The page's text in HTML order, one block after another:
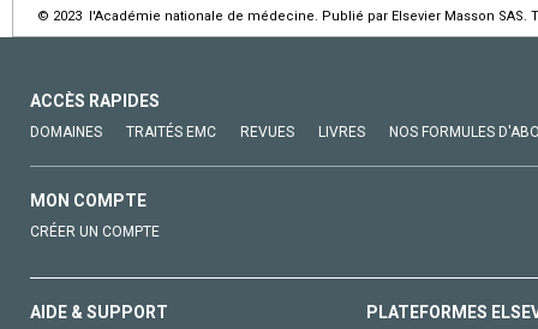
© 2023 l'Académie nationale de médecine. Publié par Elsevier Masson SAS.
ACCÈS RAPIDES
DOMAINES TRAITÉS EMC REVUES LIVRES NOS FORMULES
MON COMPTE
CRÉER UN COMPTE
AIDE & SUPPORT PLATEFORMES